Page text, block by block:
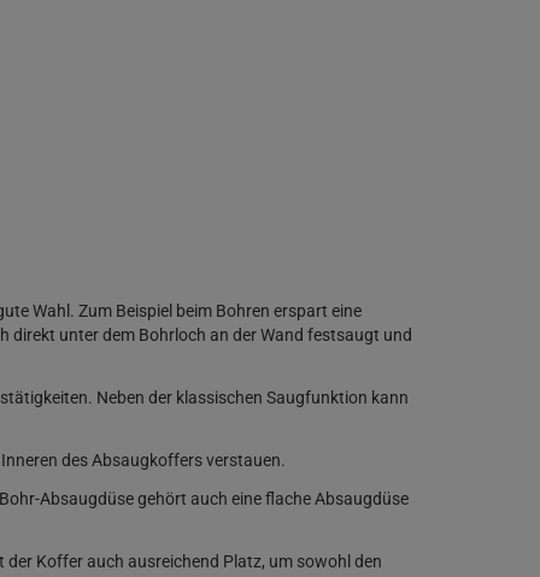
Wahl. Zum Beispiel beim Bohren erspart eine
direkt unter dem Bohrloch an der Wand festsaugt und
Neben der klassischen Saugfunktion kann
des Absaugkoffers verstauen.
Absaugdüse gehört auch eine flache Absaugdüse
Koffer auch ausreichend Platz, um sowohl den